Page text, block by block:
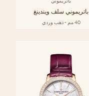
باتريموني سلف ويندينغ
40 مم - ذهب وردي